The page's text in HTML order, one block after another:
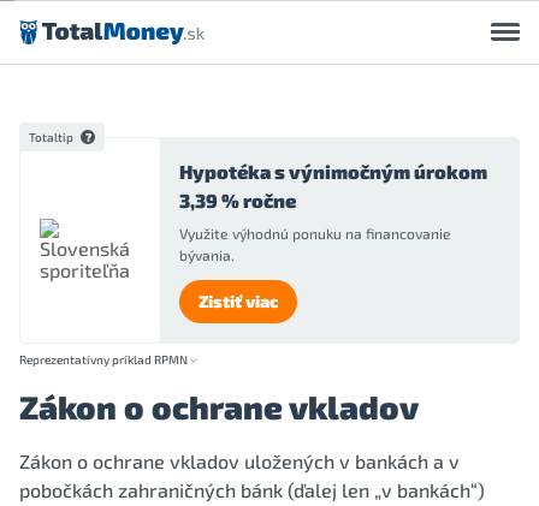
Preskočiť na obsah
Totaltip
Hypotéka s výnimočným úrokom
3,39 % ročne
Využite výhodnú ponuku na financovanie
bývania.
Zistiť viac
Reprezentatívny príklad RPMN
Zákon o ochrane vkladov
Zákon o ochrane vkladov uložených v bankách a v
pobočkách zahraničných bánk (ďalej len „v bankách“)